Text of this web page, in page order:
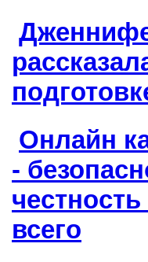
Онлайн
-
всего